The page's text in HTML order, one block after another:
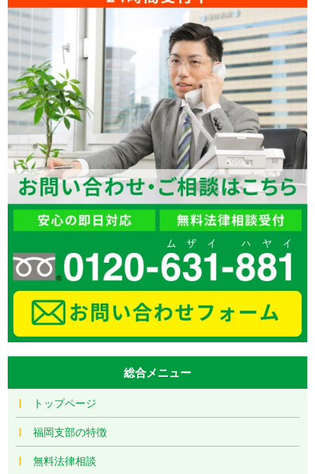
総合メニュー
トップページ
福岡支部の特徴
無料法律相談